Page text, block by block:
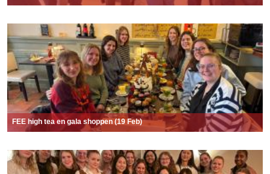
FEE high tea en gala shoppen (19 Feb)